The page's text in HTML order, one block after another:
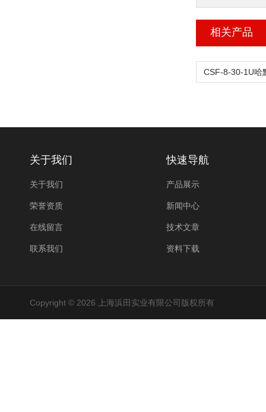
相关产品
关于我们
关于我们
荣誉资质
在线留言
联系我们
快速导航
产品展示
新闻中心
技术文章
资料下载
Copyright © 2026 上海浜田实业有限公司版权所有